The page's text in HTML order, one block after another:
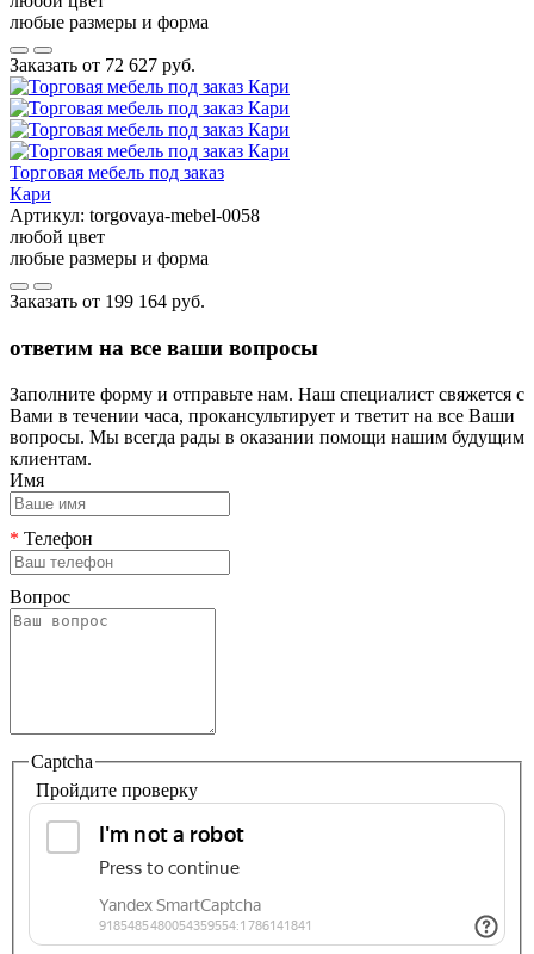
любые размеры и форма
Заказать от 72 627 руб.
Торговая мебель под заказ
Кари
Артикул: torgovaya-mebel-0058
любой цвет
любые размеры и форма
Заказать от 199 164 руб.
ответим на все ваши вопросы
Заполните форму и отправьте нам. Наш специалист свяжется с
Вами в течении часа, прокансультирует и тветит на все Ваши
вопросы. Мы всегда рады в оказании помощи нашим будущим
клиентам.
Имя
* Телефон
Вопрос
Captcha
Пройдите проверку